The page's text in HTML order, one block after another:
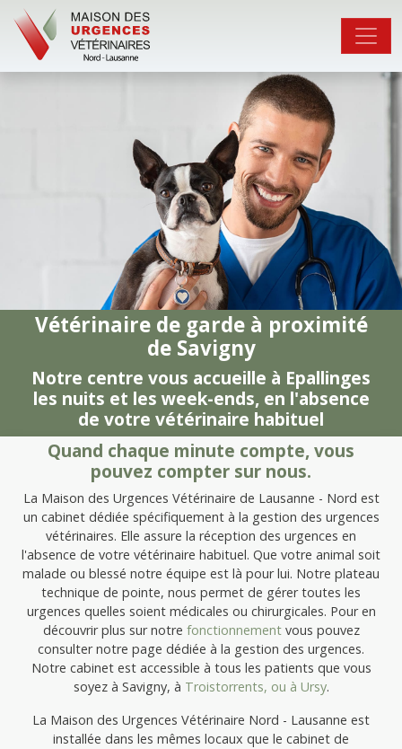
Vétérinaire de garde à proximité
de Savigny
Notre centre vous accueille à Epallinges
les nuits et les week-ends, en l'absence
de votre vétérinaire habituel
Quand chaque minute compte, vous
pouvez compter sur nous.
La Maison des Urgences Vétérinaire de Lausanne - Nord est
un cabinet dédiée spécifiquement à la gestion des urgences
vétérinaires. Elle assure la réception des urgences en
l'absence de votre vétérinaire habituel. Que votre animal soit
malade ou blessé notre équipe est là pour lui. Notre plateau
technique de pointe, nous permet de gérer toutes les
urgences quelles soient médicales ou chirurgicales. Pour en
découvrir plus sur notre fonctionnementvous pouvez
consulter notre page dédiée à la gestion des urgences.
Notre cabinet est accessible à tous les patients que vous
soyez à Savigny, à Troistorrents, ou à Ursy.
La Maison des Urgences Vétérinaire Nord - Lausanne est
installée dans les mêmes locaux que le cabinet de